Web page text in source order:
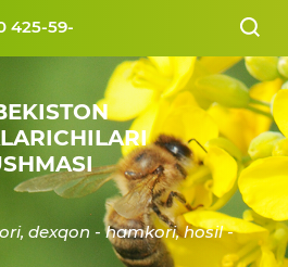
dexqon - hamkori, hosil -
425-59-